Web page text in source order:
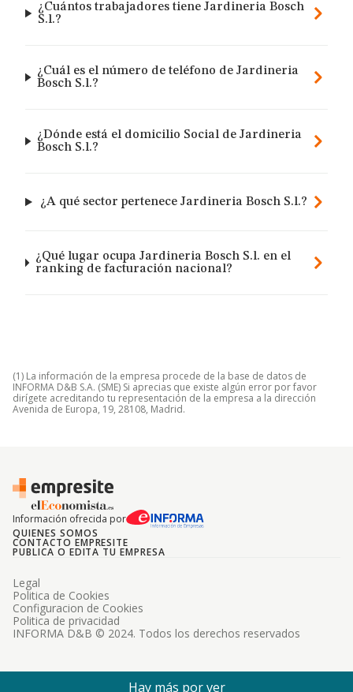
¿Cuántos trabajadores tiene Jardineria Bosch
S.l.?
¿Cuál es el número de teléfono de Jardineria
Bosch S.l.?
¿Dónde está el domicilio Social de Jardineria
Bosch S.l.?
¿A qué sector pertenece Jardineria Bosch S.l.?
¿Qué lugar ocupa Jardineria Bosch S.l. en el
ranking de facturación nacional?
(1) La información de la empresa procede de la base de datos de
INFORMA D&B S.A. (SME) Si aprecias que existe algún error por favor
dirígete acreditando tu representación de la empresa a la dirección
Avenida de Europa, 19, 28108, Madrid.
Información ofrecida por
QUIENES SOMOS
CONTACTO EMPRESITE
PUBLICA O EDITA TU EMPRESA
INFORMA D&B © 2024. Todos los derechos reservados
Legal
Politica de Cookies
Configuracion de Cookies
Politica de privacidad
Hay más por ver